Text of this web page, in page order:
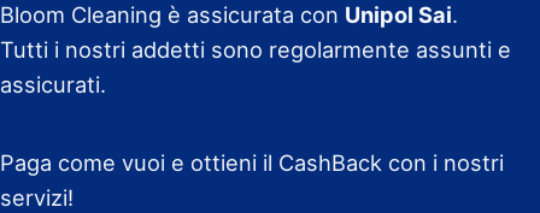
Bloom Cleaning è assicurata con Unipol Sai.
Tutti i nostri addetti sono regolarmente assunti e
assicurati.
Paga come vuoi e ottieni il CashBack con i nostri
servizi!